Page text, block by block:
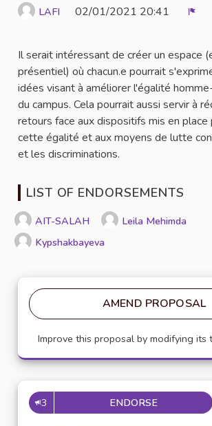
LAFI 02/01/2021 20:41
Il serait intéressant de créer un espace
présentiel) où chacun.e pourrait
idées visant à améliorer l'égalité
du campus. Cela pourrait aussi servir à
retours face aux dispositifs mis en place
cette égalité et aux moyens de lutte
et les discriminations.
LIST OF ENDORSEMENTS
AIT-SALAH
Leila Mehimda
Kypshakbayeva
AMEND PROPOSAL
Improve this proposal by modifying its
3 ENDORSE